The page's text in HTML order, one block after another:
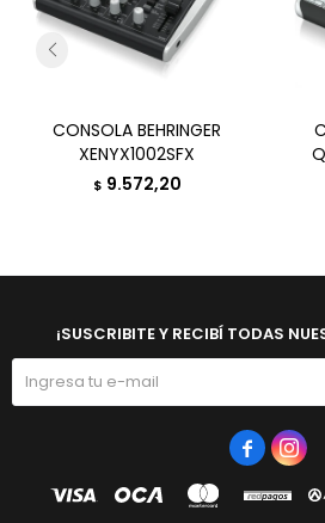
CONSOLA BEHRINGER
XENYX1002SFX
$ 9.572,20
¡SUSCRIBITE Y RECIBÍ TODAS
 